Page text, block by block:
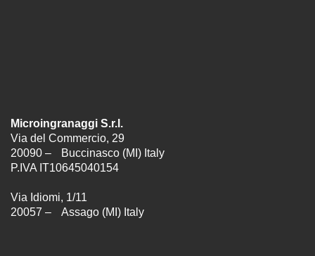
Microingranaggi S.r.l.
Via del Commercio, 29
20090 – Buccinasco (MI) Italy
P.IVA IT10645040154
Via Idiomi, 1/11
20057 – Assago (MI) Italy